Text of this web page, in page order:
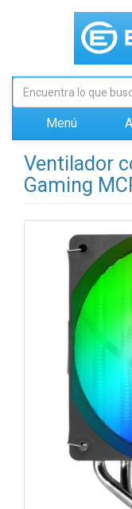
Menú
Ventilador
Gaming